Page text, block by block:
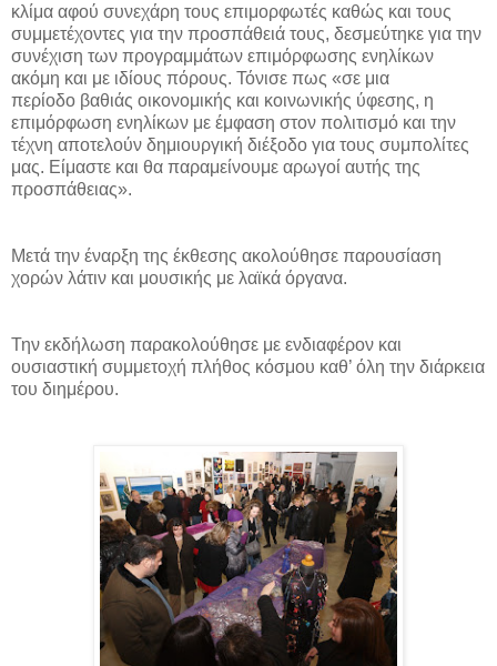
κλίμα αφού συνεχάρη τους επιμορφωτές καθώς και τους
συμμετέχοντες για την προσπάθειά τους, δεσμεύτηκε για την
συνέχιση των προγραμμάτων επιμόρφωσης ενηλίκων
ακόμη και με ιδίους πόρους. Τόνισε πως «σε μια
περίοδο βαθιάς οικονομικής και κοινωνικής ύφεσης, η
επιμόρφωση ενηλίκων με έμφαση στον πολιτισμό και την
τέχνη αποτελούν δημιουργική διέξοδο για τους συμπολίτες
μας. Είμαστε και θα παραμείνουμε αρωγοί αυτής της
προσπάθειας».
Μετά την έναρξη της έκθεσης ακολούθησε παρουσίαση
χορών λάτιν και μουσικής με λαϊκά όργανα.
Την εκδήλωση παρακολούθησε με ενδιαφέρον και
ουσιαστική συμμετοχή πλήθος κόσμου καθ’ όλη την διάρκεια
του διημέρου.